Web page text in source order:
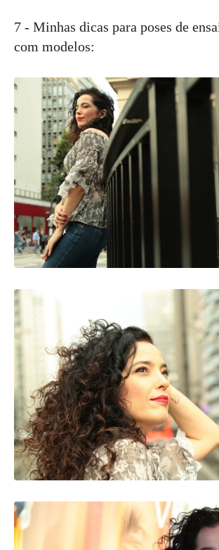
7 - Minhas dicas para poses de
com modelos: